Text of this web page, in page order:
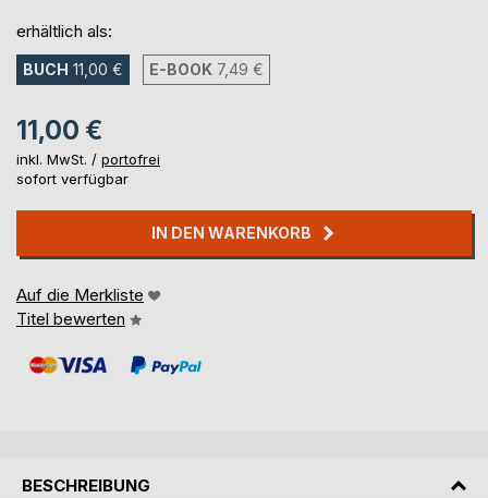
erhältlich als:
BUCH 11,00 € E-BOOK 7,49 €
11,00 €
inkl. MwSt. / portofrei
sofort verfügbar
IN DEN WARENKORB
Auf die Merkliste
Titel bewerten
BESCHREIBUNG